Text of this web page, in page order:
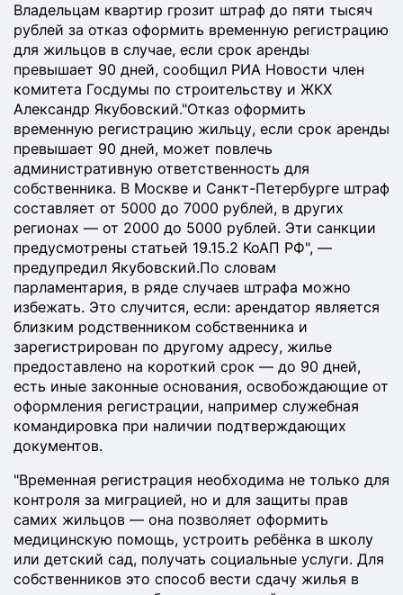
Владельцам квартир грозит штраф до пяти тысяч
рублей за отказ оформить временную регистрацию
для жильцов в случае, если срок аренды
превышает 90 дней, сообщил РИА Новости член
комитета Госдумы по строительству и ЖКХ
Александр Якубовский."Отказ оформить
временную регистрацию жильцу, если срок аренды
превышает 90 дней, может повлечь
административную ответственность для
собственника. В Москве и Санкт-Петербурге штраф
составляет от 5000 до 7000 рублей, в других
регионах — от 2000 до 5000 рублей. Эти санкции
предусмотрены статьей 19.15.2 КоАП РФ", —
предупредил Якубовский.По словам
парламентария, в ряде случаев штрафа можно
избежать. Это случится, если: арендатор является
близким родственником собственника и
зарегистрирован по другому адресу, жилье
предоставлено на короткий срок — до 90 дней,
есть иные законные основания, освобождающие от
оформления регистрации, например служебная
командировка при наличии подтверждающих
документов.
"Временная регистрация необходима не только для
контроля за миграцией, но и для защиты прав
самих жильцов — она позволяет оформить
медицинскую помощь, устроить ребёнка в школу
или детский сад, получать социальные услуги. Для
собственников это способ вести сдачу жилья в